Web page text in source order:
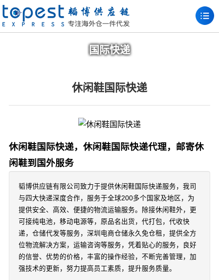
国际快递
休闲鞋国际快递
休闲鞋国际快递，休闲鞋国际快递代理，邮寄休
闲鞋到国外服务
韬博供应链有限公司致力于提供休闲鞋国际快递服务，我司
与四大快递深度合作，服务于全球200多个国家及地区，为
提供安全、高效、便捷的物流运输服务。除接休闲鞋外，更
可接纯电池，移动电源等，原品名出货，代打包，代收快
递，仓储代发等服务，深圳电商仓储永久免仓租，提供全方
位物流解决方案，运输咨询等服务，凭着贴心的服务，良好
的信誉、优势的价格，丰富的操作经验，不断完善管理，加
强技术的更新，努力提高员工素质，提升服务质量。